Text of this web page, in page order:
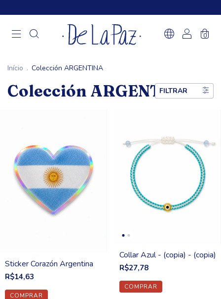
0
Início . Colección ARGENTINA
Colección ARGENTINA
FILTRAR
Sticker Corazón Argentina
R$14,63
Collar Azul - (copia) - (copia)
R$27,78